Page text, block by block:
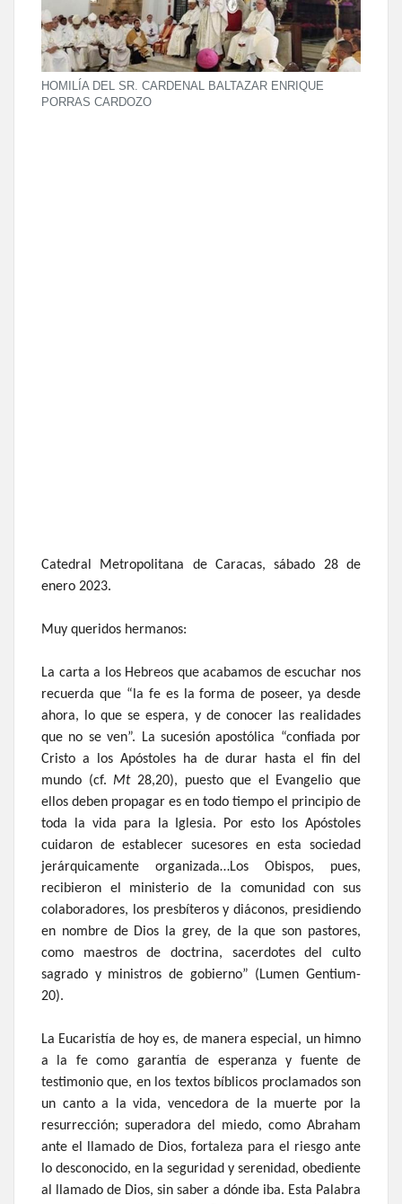
HOMILÍA DEL SR. CARDENAL BALTAZAR ENRIQUE
PORRAS CARDOZO
Catedral Metropolitana de Caracas, sábado 28 de
enero 2023.
Muy queridos hermanos:
La carta a los Hebreos que acabamos de escuchar nos
recuerda que “la fe es la forma de poseer, ya desde
ahora, lo que se espera, y de conocer las realidades
que no se ven”. La sucesión apostólica “confiada por
Cristo a los Apóstoles ha de durar hasta el fin del
mundo (cf. Mt28,20), puesto que el Evangelio que
ellos deben propagar es en todo tiempo el principio de
toda la vida para la Iglesia. Por esto los Apóstoles
cuidaron de establecer sucesores en esta sociedad
jerárquicamente organizada…Los Obispos, pues,
recibieron el ministerio de la comunidad con sus
colaboradores, los presbíteros y diáconos, presidiendo
en nombre de Dios la grey, de la que son pastores,
como maestros de doctrina, sacerdotes del culto
sagrado y ministros de gobierno” (Lumen Gentium-
20).
La Eucaristía de hoy es, de manera especial, un himno
a la fe como garantía de esperanza y fuente de
testimonio que, en los textos bíblicos proclamados son
un canto a la vida, vencedora de la muerte por la
resurrección; superadora del miedo, como Abraham
ante el llamado de Dios, fortaleza para el riesgo ante
lo desconocido, en la seguridad y serenidad, obediente
al llamado de Dios, sin saber a dónde iba. Esta Palabra